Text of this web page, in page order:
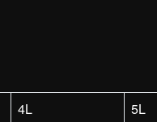
4L
5L